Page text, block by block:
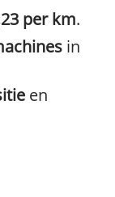
per km.
in
en